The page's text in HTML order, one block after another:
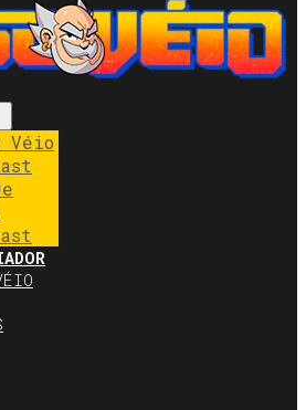
Véio